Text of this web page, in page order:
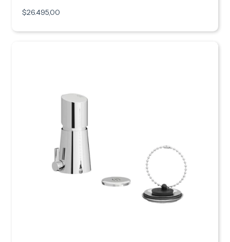
$26.495,00